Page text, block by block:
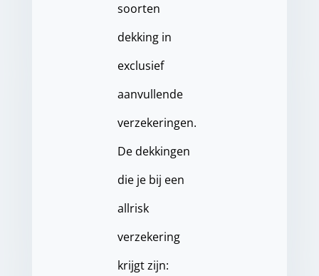
soorten
dekking in
exclusief
aanvullende
verzekeringen.
De dekkingen
die je bij een
allrisk
verzekering
krijgt zijn: